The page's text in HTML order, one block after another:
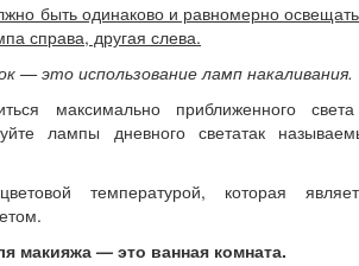
быть одинаково и равномерно
справа, другая слева.
— это использование ламп накаливания.
максимально приближенного
лампы дневного светатак
температурой, которая
макияжа — это ванная комната.